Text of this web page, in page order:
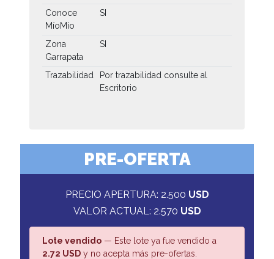
Conoce
MíoMío
SI
Zona
Garrapata
SI
Trazabilidad
Por trazabilidad consulte al
Escritorio
PRE-OFERTA
PRECIO APERTURA: 2.500 USD
VALOR ACTUAL: 2.570 USD
Lote vendido — Este lote ya fue vendido a
2.72 USD y no acepta más pre-ofertas.